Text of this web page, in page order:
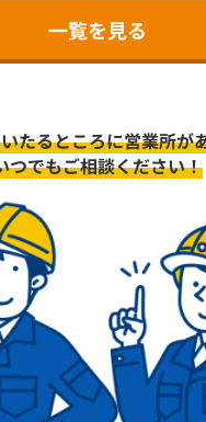
一覧を見る
たるところに営業所が
つでもご相談ください！